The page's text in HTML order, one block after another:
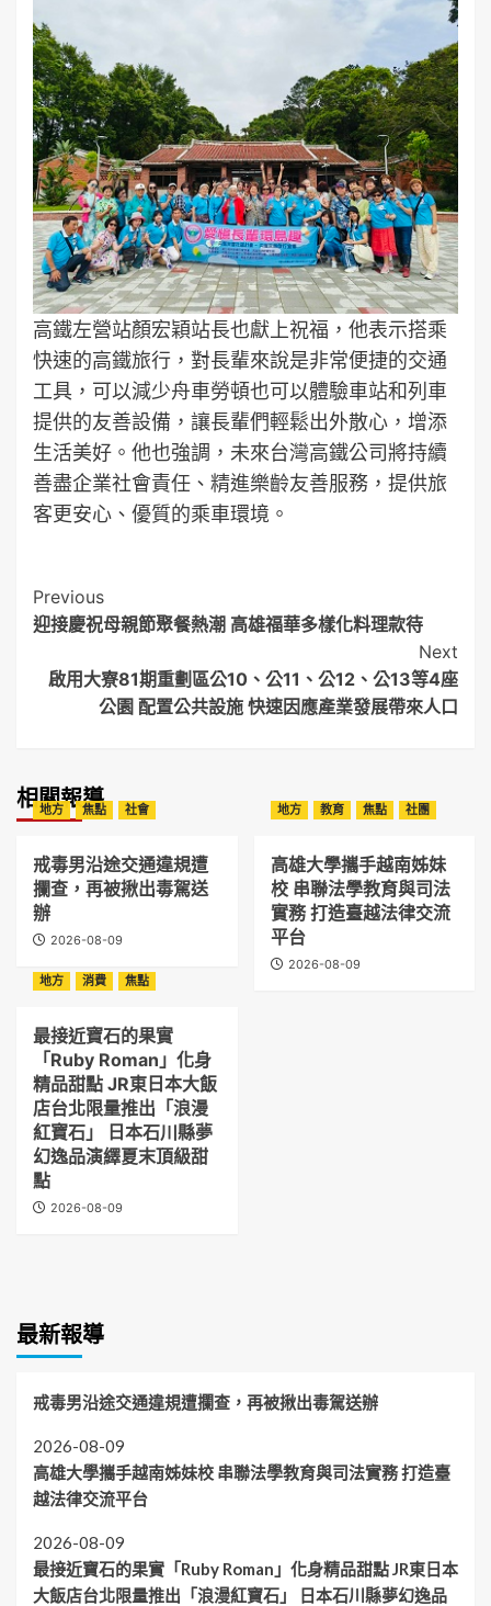
高鐵左營站顏宏穎站長也獻上祝福，他表示搭乘
快速的高鐵旅行，對長輩來說是非常便捷的交通
工具，可以減少舟車勞頓也可以體驗車站和列車
提供的友善設備，讓長輩們輕鬆出外散心，增添
生活美好。他也強調，未來台灣高鐵公司將持續
善盡企業社會責任、精進樂齡友善服務，提供旅
客更安心、優質的乘車環境。
Post
Navigation
Previous
迎接慶祝母親節聚餐熱潮 高雄福華多樣化料理款待
Next
啟用大寮81期重劃區公10、公11、公12、公13等4座
公園 配置公共設施 快速因應產業發展帶來人口
相關報導
地方 焦點 社會
戒毒男沿途交通違規遭
攔查，再被揪出毒駕送
辦
2026-08-09
地方 教育 焦點 社團
高雄大學攜手越南姊妹
校 串聯法學教育與司法
實務 打造臺越法律交流
平台
2026-08-09
地方
消費 焦點
最接近寶石的果實
「Ruby Roman」化身
精品甜點 JR東日本大飯
店台北限量推出「浪漫
紅寶石」 日本石川縣夢
幻逸品演繹夏末頂級甜
點
2026-08-09
最新報導
戒毒男沿途交通違規遭攔查，再被揪出毒駕送辦
2026-08-09
高雄大學攜手越南姊妹校 串聯法學教育與司法實務 打造臺
越法律交流平台
2026-08-09
最接近寶石的果實「Ruby Roman」化身精品甜點 JR東日本
大飯店台北限量推出「浪漫紅寶石」 日本石川縣夢幻逸品